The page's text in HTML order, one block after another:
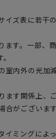
ズ表に若干
す。一部、
内外の光加
す関係上、
合がございま
ミングによ